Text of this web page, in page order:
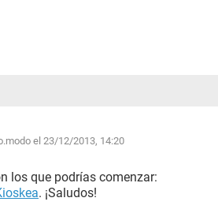
el 23/12/2013, 14:20
los que podrías comenzar:
. ¡Saludos!